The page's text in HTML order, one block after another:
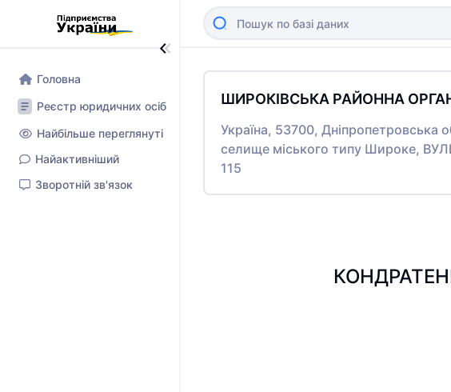
Головна
Реєстр юридичних осіб
Найбільше переглянуті
Найактивніший
Зворотній зв'язок
ШИРОКІВСЬКА РАЙОННА
Україна, 53700, Дніпропетровська
селище міського типу Широке,
115